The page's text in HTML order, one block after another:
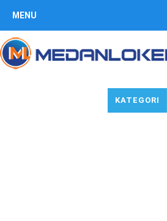
MENU
KATEGORI